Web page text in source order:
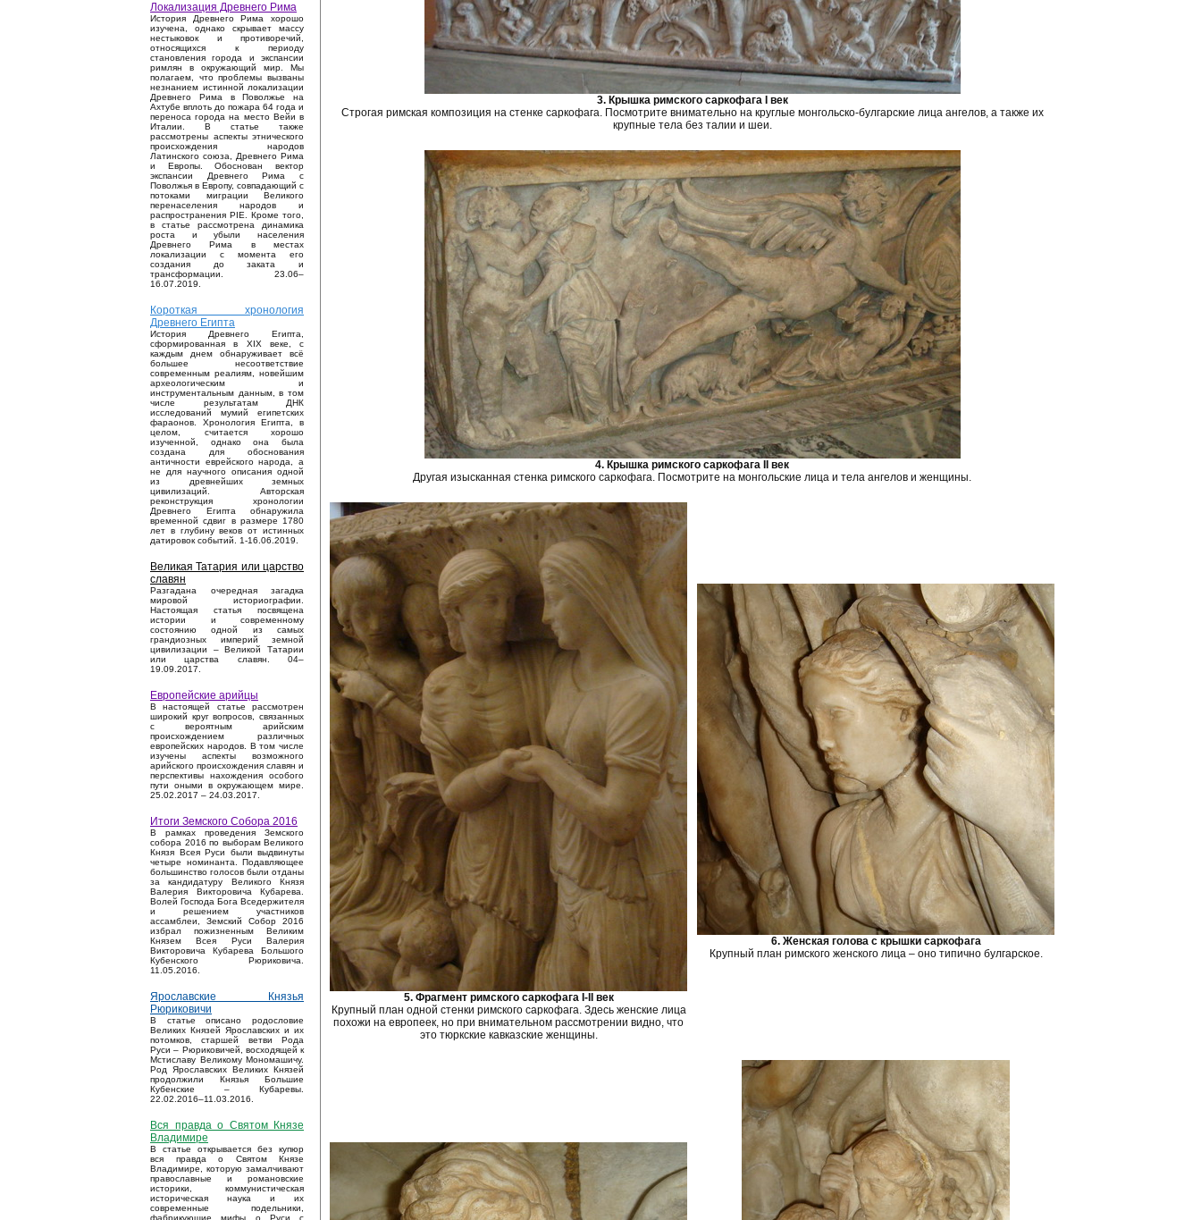
Локализация Древнего Рима
История Древнего Рима хорошо
изучена, однако скрывает массу
нестыковок и противоречий,
относящихся к периоду
становления города и экспансии
римлян в окружающий мир. Мы
полагаем, что проблемы вызваны
незнанием истинной локализации
Древнего Рима в Поволжье на
Ахтубе вплоть до пожара 64 года и
переноса города на место Вейи в
Италии. В статье также
рассмотрены аспекты этнического
происхождения народов
Латинского союза, Древнего Рима
и Европы. Обоснован вектор
экспансии Древнего Рима с
Поволжья в Европу, совпадающий с
потоками миграции Великого
перенаселения народов и
распространения PIE. Кроме того,
в статье рассмотрена динамика
роста и убыли населения
Древнего Рима в местах
локализации с момента его
создания до заката и
трансформации. 23.06–
16.07.2019.
Короткая хронология
Древнего Египта
История Древнего Египта,
сформированная в XIX веке, с
каждым днем обнаруживает всё
большее несоответствие
современным реалиям, новейшим
археологическим и
инструментальным данным, в том
числе результатам ДНК
исследований мумий египетских
фараонов. Хронология Египта, в
целом, считается хорошо
изученной, однако она была
создана для обоснования
античности еврейского народа, а
не для научного описания одной
из древнейших земных
цивилизаций. Авторская
реконструкция хронологии
Древнего Египта обнаружила
временной сдвиг в размере 1780
лет в глубину веков от истинных
датировок событий. 1-16.06.2019.
Великая Татария или царство
славян
Разгадана очередная загадка
мировой историографии.
Настоящая статья посвящена
истории и современному
состоянию одной из самых
грандиозных империй земной
цивилизации – Великой Татарии
или царства славян. 04–
19.09.2017.
Европейские арийцы
В настоящей статье рассмотрен
широкий круг вопросов, связанных
с вероятным арийским
происхождением различных
европейских народов. В том числе
изучены аспекты возможного
арийского происхождения славян и
перспективы нахождения особого
пути оными в окружающем мире.
25.02.2017 – 24.03.2017.
Итоги Земского Собора 2016
В рамках проведения Земского
собора 2016 по выборам Великого
Князя Всея Руси были выдвинуты
четыре номинанта. Подавляющее
большинство голосов были отданы
за кандидатуру Великого Князя
Валерия Викторовича Кубарева.
Волей Господа Бога Вседержителя
и решением участников
ассамблеи, Земский Собор 2016
избрал пожизненным Великим
Князем Всея Руси Валерия
Викторовича Кубарева Большого
Кубенского Рюриковича.
11.05.2016.
Ярославские Князья
Рюриковичи
В статье описано родословие
Великих Князей Ярославских и их
потомков, старшей ветви Рода
Руси – Рюриковичей, восходящей к
Мстиславу Великому Мономашичу.
Род Ярославских Великих Князей
продолжили Князья Большие
Кубенские – Кубаревы.
22.02.2016–11.03.2016.
Вся правда о Святом Князе
Владимире
В статье открывается без купюр
вся правда о Святом Князе
Владимире, которую замалчивают
православные и романовские
историки, коммунистическая
историческая наука и их
современные подельники,
фабрикующие мифы о Руси с
3. Крышка римского саркофага I век
Строгая римская композиция на стенке саркофага. Посмотрите внимательно на круглые монгольско-булгарские лица ангелов, а также их
крупные тела без талии и шеи.
4. Крышка римского саркофага II век
Другая изысканная стенка римского саркофага. Посмотрите на монгольские лица и тела ангелов и женщины.
5. Фрагмент римского саркофага I-II век
Крупный план одной стенки римского саркофага. Здесь женские лица
похожи на европеек, но при внимательном рассмотрении видно, что
это тюркские кавказские женщины.
6. Женская голова с крышки саркофага
Крупный план римского женского лица – оно типично булгарское.